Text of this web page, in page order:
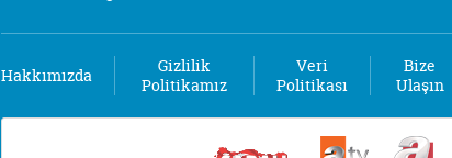
Hakkımızda
Gizlilik
Politikamız
Veri
Politikası
Bize
Ulaşın